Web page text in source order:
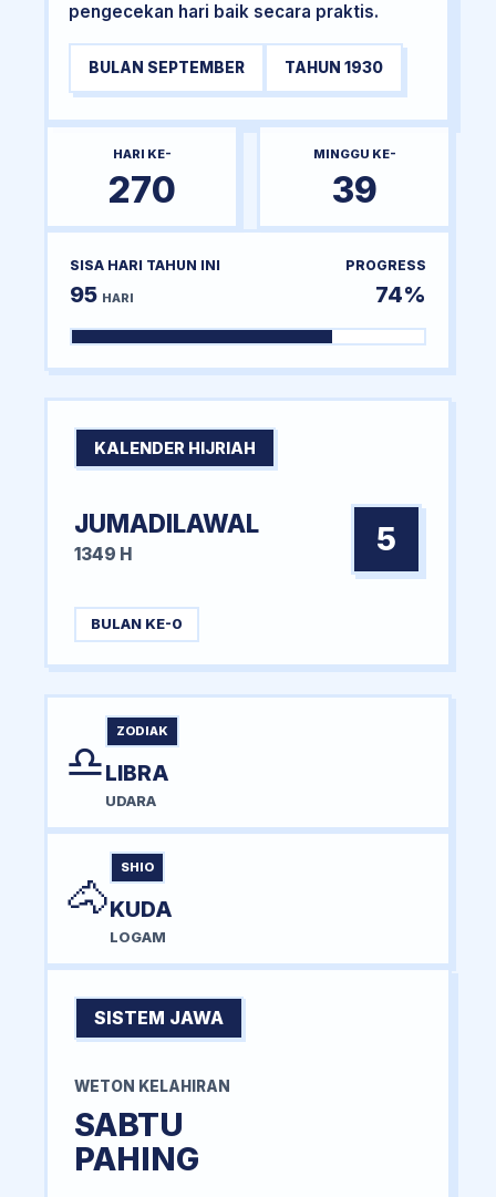
pengecekan hari baik secara praktis.
BULAN SEPTEMBER TAHUN 1930
HARI KE-
270
MINGGU KE-
39
SISA HARI TAHUN INI
95 HARI
PROGRESS
74%
KALENDER HIJRIAH
JUMADILAWAL
1349 H 5
BULAN KE-0
♎
ZODIAK
LIBRA
UDARA
🐴
SHIO
KUDA
LOGAM
SISTEM JAWA
WETON KELAHIRAN
SABTU
PAHING